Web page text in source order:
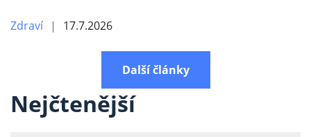
Zdraví 17.7.2026
Další články
Nejčtenější